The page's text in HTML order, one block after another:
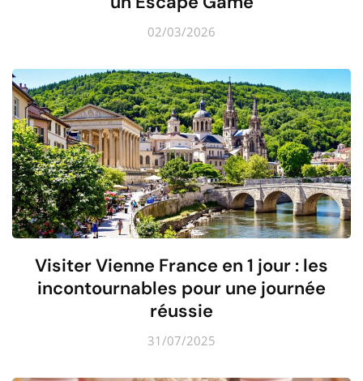
02/03/2026
Visiter Vienne France en 1 jour : les
incontournables pour une journée
réussie
31/07/2025